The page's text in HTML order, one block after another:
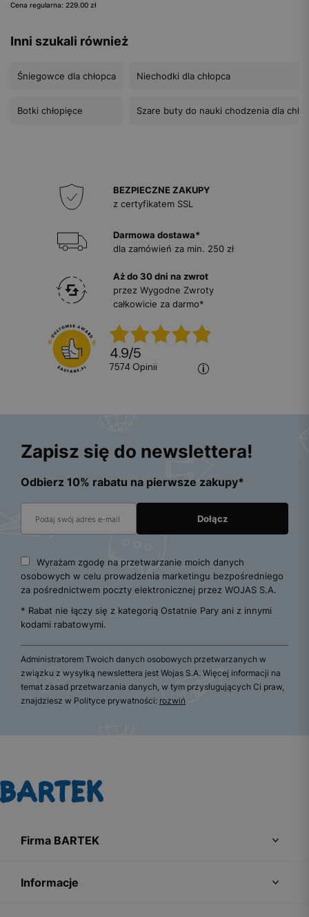
Cena regularna: 229.00 zł
Inni szukali również
Śniegowce dla chłopca
Botki chłopięce
Niechodki dla chłopca
Szare buty do nauki chodzenia dla
BEZPIECZNE ZAKUPY
z certyfikatem SSL
Darmowa dostawa*
dla zamówień za min. 250 zł
Aż do 30 dni na zwrot
przez Wygodne Zwroty
całkowicie za darmo*
4.9/5
7574 opinii
Zapisz się do newslettera!
Odbierz 10% rabatu na pierwsze zakupy*
Wyrażam zgodę na przetwarzanie moich danych
osobowych w celu prowadzenia marketingu bezpośredniego
za pośrednictwem poczty elektronicznej przez WOJAS S.A.
* Rabat nie łączy się z kategorią Ostatnie Pary ani z innymi
kodami rabatowymi.
Administratorem Twoich danych osobowych przetwarzanych w
związku z wysyłką newslettera jest Wojas S.A. Więcej informacji na
temat zasad przetwarzania danych, w tym przysługujących Ci praw,
znajdziesz w Polityce prywatności: rozwiń
Firma BARTEK
Informacje